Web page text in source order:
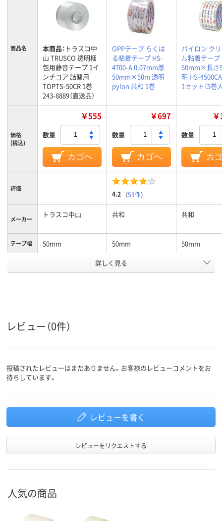
商品名 本商品： トラスコ中
山 TRUSCO 透明梱
包用静音テープ 1イ
ンチコア 詰替用
TOPTS-50CR 1巻
243-8889（直送品）
OPPテープ らくは
る粘着テープ HS-
4700-A 0.07mm厚
50mm×50m 透明
pylon 共和 1巻
パイロン ク
ル粘着テープ
50mm×長さ
明 HS-
1セット（5巻
価格
(税込)
￥555
数量
カゴへ
￥697
数量
カゴへ
数量
カ
評価
4.2 （53件）
メーカー トラスコ中山 共和 共和
テープ幅 50mm 50mm 50mm
50m
詳しく見る
レビュー（0件）
投稿されたレビューはまだありません。お客様のレビューコメントをお
待ちしています。
レビューを書く
レビューをリクエストする
人気の商品